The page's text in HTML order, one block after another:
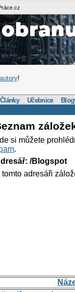
!
Články Učebnice
si můžete
.
/Blogspot
tomto adresáři